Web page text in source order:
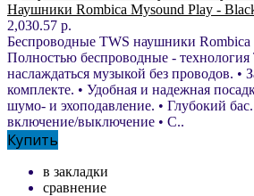
Наушники Rombica Mysound Play -
2,030.57 р.
Беспроводные TWS наушники Rombica
Полностью беспроводные - технология
наслаждаться музыкой без проводов. •
комплекте. • Удобная и надежная
шумо- и эхоподавление. • Глубокий
включение/выключение • С..
Купить
в закладки
сравнение